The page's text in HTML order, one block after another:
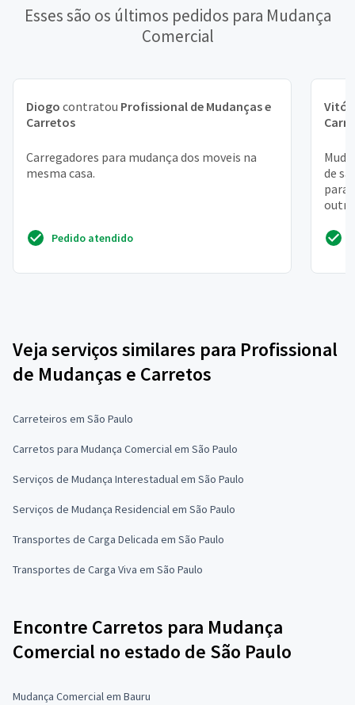
Esses são os últimos pedidos para Mudança
Comercial
Diogo contratou Profissional de Mudanças e
Carretos
Carregadores para mudança dos moveis na
mesma casa.
Pedido atendido
de
para
outro
Veja serviços similares para Profissional
de Mudanças e Carretos
Carreteiros em São Paulo
Carretos para Mudança Comercial em São Paulo
Serviços de Mudança Interestadual em São Paulo
Serviços de Mudança Residencial em São Paulo
Transportes de Carga Delicada em São Paulo
Transportes de Carga Viva em São Paulo
Encontre Carretos para Mudança
Comercial no estado de São Paulo
Mudança Comercial em Bauru